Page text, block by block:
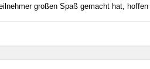
großen Spaß gemacht hat,